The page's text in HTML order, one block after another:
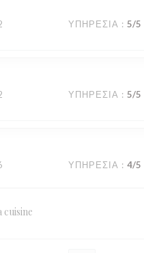
ΥΠΗΡΕΣΊΑ : 5/5
ΥΠΗΡΕΣΊΑ : 5/5
ΥΠΗΡΕΣΊΑ : 4/5
cuisine